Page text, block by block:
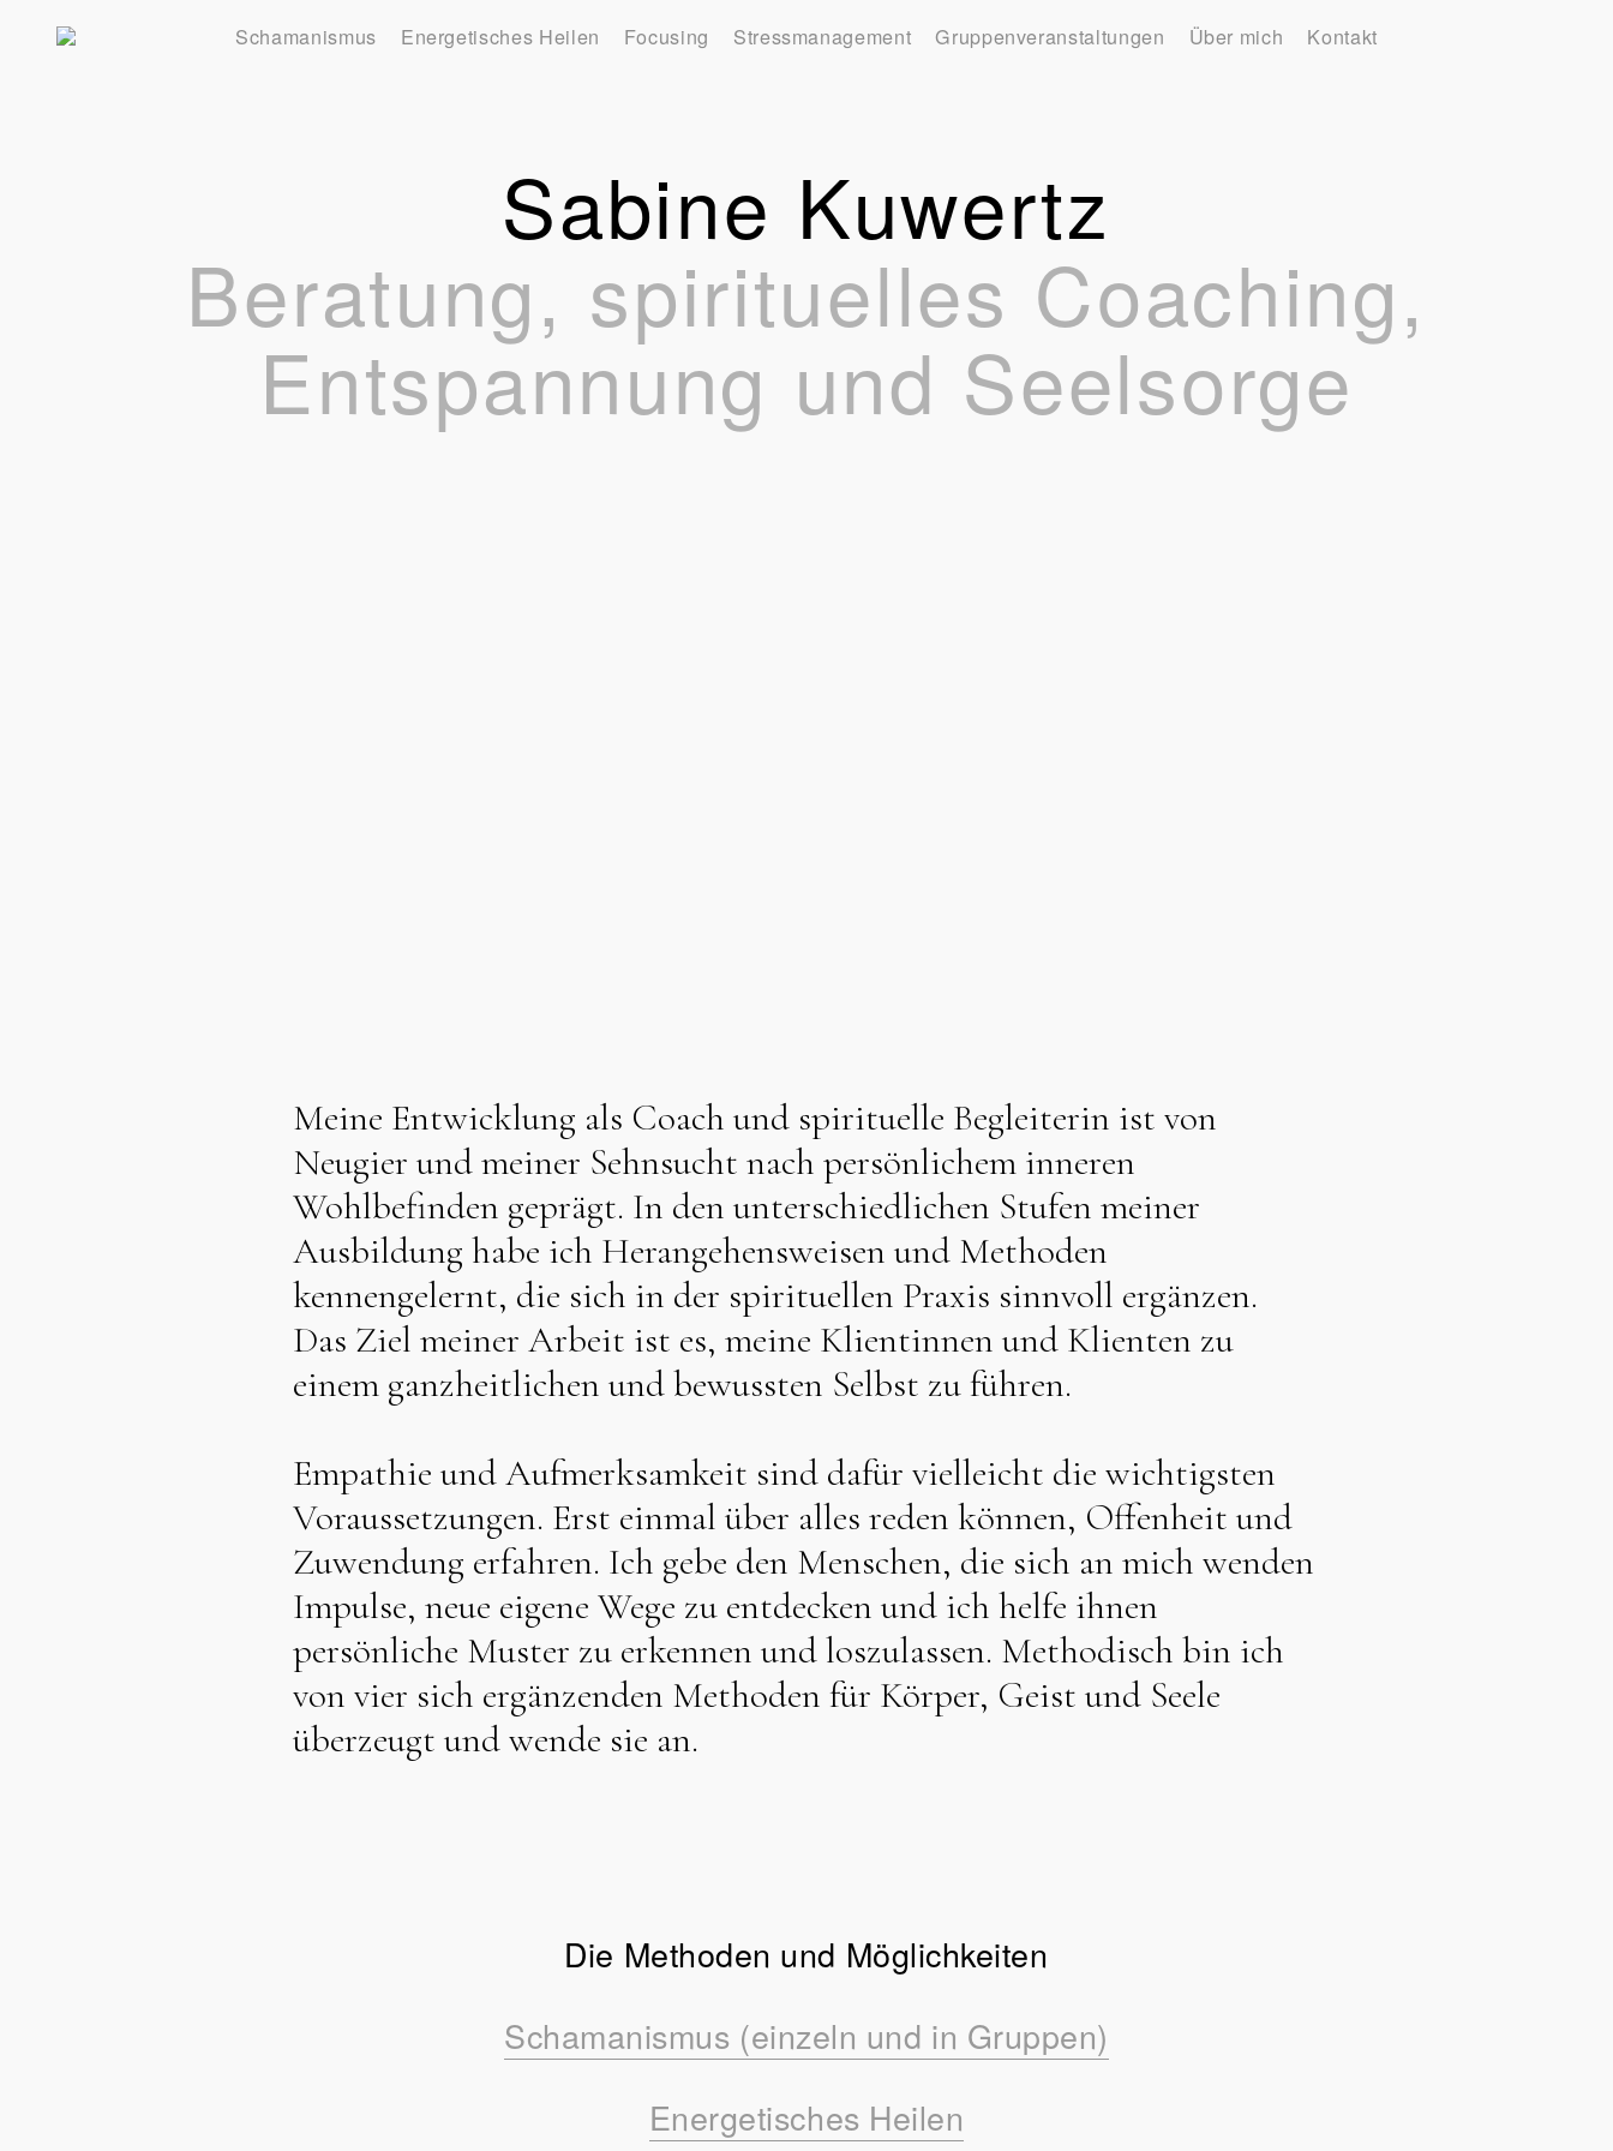
Schamanismus Energetisches Heilen Focusing Stressmanagement Gruppenveranstaltungen Über mich Kontakt
Sabine Kuwertz
Beratung, spirituelles Coaching,
Entspannung und Seelsorge
Meine Entwicklung als Coach und spirituelle Begleiterin ist von
Neugier und meiner Sehnsucht nach persönlichem inneren
Wohlbefinden geprägt. In den unterschiedlichen Stufen meiner
Ausbildung habe ich Herangehensweisen und Methoden
kennengelernt, die sich in der spirituellen Praxis sinnvoll ergänzen.
Das Ziel meiner Arbeit ist es, meine Klientinnen und Klienten zu
einem ganzheitlichen und bewussten Selbst zu führen.
Empathie und Aufmerksamkeit sind dafür vielleicht die wichtigsten
Voraussetzungen. Erst einmal über alles reden können, Offenheit und
Zuwendung erfahren. Ich gebe den Menschen, die sich an mich wenden
Impulse, neue eigene Wege zu entdecken und ich helfe ihnen
persönliche Muster zu erkennen und loszulassen. Methodisch bin ich
von vier sich ergänzenden Methoden für Körper, Geist und Seele
überzeugt und wende sie an.
Die Methoden und Möglichkeiten
Schamanismus (einzeln und in Gruppen)
Energetisches Heilen